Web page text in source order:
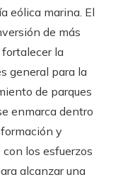
eólica marina. El
de más
la
general para la
de parques
enmarca dentro
y
los esfuerzos
alcanzar una